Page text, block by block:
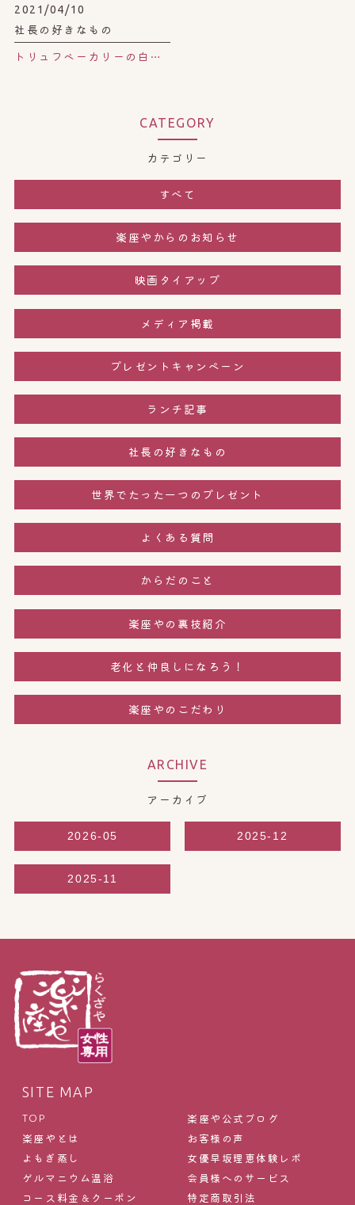
2021/04/10
社長の好きなもの
トリュフベーカリーの白トリュフの塩パン。
CATEGORY
カテゴリー
すべて
楽座やからのお知らせ
映画タイアップ
メディア掲載
プレゼントキャンペーン
ランチ記事
社長の好きなもの
世界でたった一つのプレゼント
よくある質問
からだのこと
楽座やの裏技紹介
老化と仲良しになろう！
楽座やのこだわり
ARCHIVE
アーカイブ
2026-05 2025-12
2025-11
SITE MAP
TOP
楽座やとは
よもぎ蒸し
ゲルマニウム温浴
コース料金＆クーポン
楽座や公式ブログ
お客様の声
女優早坂理恵体験レポ
会員様へのサービス
特定商取引法